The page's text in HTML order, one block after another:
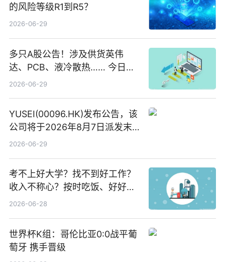
的风险等级R1到R5？
2026-06-29
多只A股公告！涉及供货英伟
达、PCB、液冷散热…… 今日快
讯
2026-06-29
YUSEI(00096.HK)发布公告，该
公司将于2026年8月7日派发末
期股息每股人民币0.013元 每日
2026-06-29
考不上好大学？找不到好工作？
收入不称心？按时吃饭、好好睡
觉
2026-06-28
世界杯K组：哥伦比亚0:0战平葡
萄牙 携手晋级